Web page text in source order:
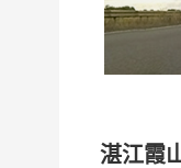
湛江霞